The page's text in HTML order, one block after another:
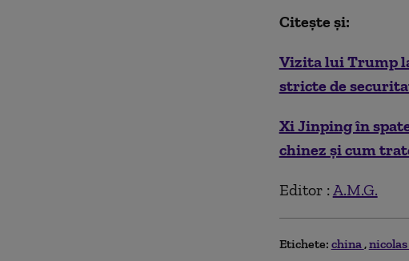
Citește și:
Vizita lui Trump
stricte de
Xi Jinping în
chinez și cum
Editor : A.M.G.
Etichete: china